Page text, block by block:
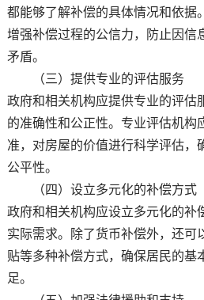
都能够了解补偿的具体情况和依据
增强补偿过程的公信力，防止因信
矛盾。
（三）提供专业的评估服务
政府和相关机构应提供专业的评估
的准确性和公正性。专业评估机构
准，对房屋的价值进行科学评估，
公平性。
（四）设立多元化的补偿方式
政府和相关机构应设立多元化的补
实际需求。除了货币补偿外，还可
贴等多种补偿方式，确保居民的基
足。